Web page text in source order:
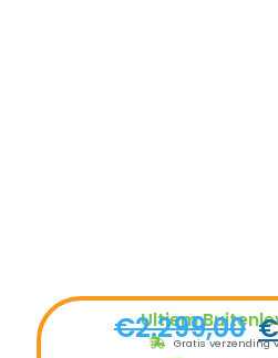
Ultiem
€2.299,00 €
Gratis verzending